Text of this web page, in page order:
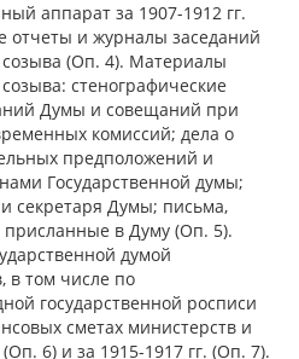
аппарат за 1907-1912 гг.
отчеты и журналы заседаний
(Оп. 4). Материалы
стенографические
Думы и совещаний при
комиссий; дела о
предположений и
Государственной думы;
секретаря Думы; письма,
в Думу (Оп. 5).
думой
в том числе по
государственной росписи
сметах министерств и
6) и за 1915-1917 гг. (Оп. 7).